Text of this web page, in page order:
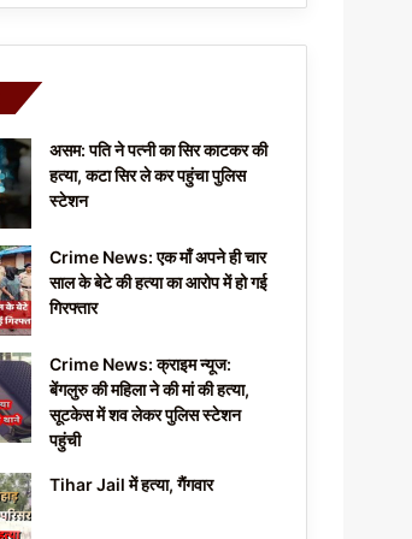
असम: पति ने पत्नी का सिर काटकर की
हत्या, कटा सिर ले कर पहुंचा पुलिस
स्टेशन
Crime News: एक माँ अपने ही चार
साल के बेटे की हत्या का आरोप में हो गई
गिरफ्तार
Crime News: क्राइम न्यूज:
बेंगलुरु की महिला ने की मां की हत्या,
सूटकेस में शव लेकर पुलिस स्टेशन
पहुंची
Tihar Jail में हत्या, गैंगवार